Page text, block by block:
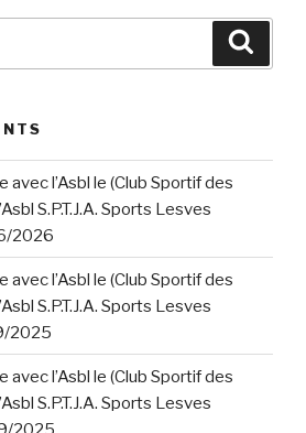
avec l’Asbl le (Club Sportif des
S.P.T.J.A. Sports Lesves
2026
avec l’Asbl le (Club Sportif des
S.P.T.J.A. Sports Lesves
2025
avec l’Asbl le (Club Sportif des
S.P.T.J.A. Sports Lesves